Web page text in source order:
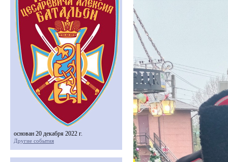
основан 20 декабря 2022 г.
Другие события